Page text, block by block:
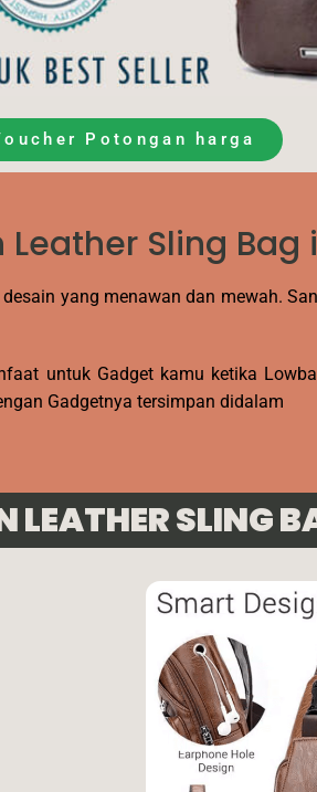
Potongan harga
Sling Bag
yang menawan dan mewah.
untuk Gadget kamu ketika
Gadgetnya tersimpan didalam
LEATHER SLING